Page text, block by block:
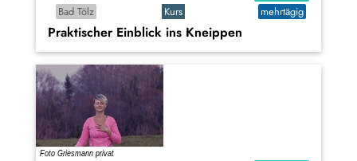
Bad Tölz
Kurs mehrtägig
Praktischer Einblick ins Kneippen